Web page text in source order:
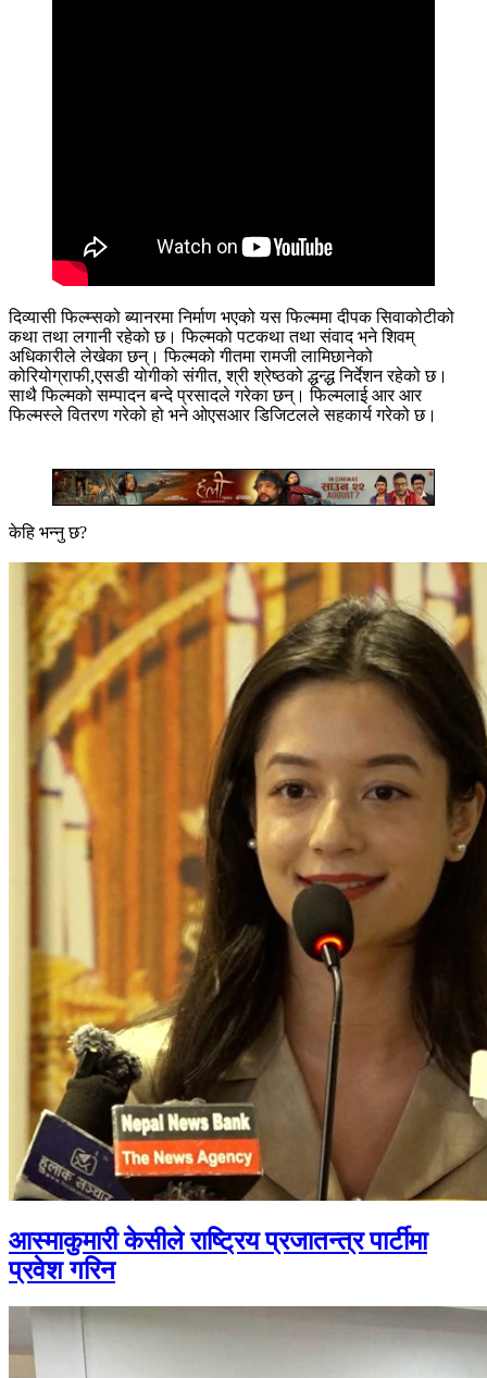
दिव्यासी फिल्म्सको ब्यानरमा निर्माण भएको यस फिल्ममा दीपक सिवाकोटीको
कथा तथा लगानी रहेको छ। फिल्मको पटकथा तथा संवाद भने शिवम्
अधिकारीले लेखेका छन्। फिल्मको गीतमा रामजी लामिछानेको
कोरियोग्राफी,एसडी योगीको संगीत, श्री श्रेष्ठको द्धन्द्ध निर्देशन रहेको छ।
साथै फिल्मको सम्पादन बन्दे प्रसादले गरेका छन्। फिल्मलाई आर आर
फिल्मस्ले वितरण गरेको हो भने ओएसआर डिजिटलले सहकार्य गरेको छ।
केहि भन्नु छ?
आस्माकुमारी केसीले राष्ट्रिय प्रजातन्त्र पार्टीमा
प्रवेश गरिन